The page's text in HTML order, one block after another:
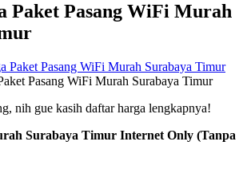
Paket Pasang WiFi Murah
Pasang WiFi Murah Surabaya Timur
nih gue kasih daftar harga lengkapnya!
Surabaya Timur Internet Only (Tanpa